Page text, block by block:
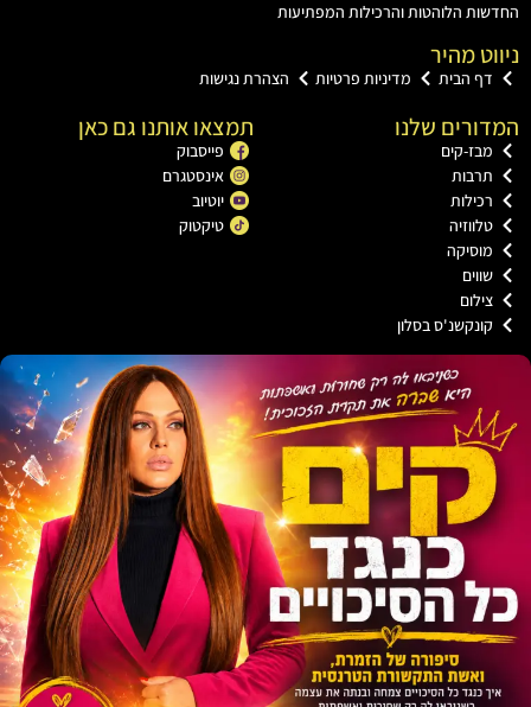
הלוהטות והרכילות המפתיעות
מהיר
הבית מדיניות פרטיות הצהרת נגישות
שלנו
קים
בסלון
תמצאו אותנו גם כאן
פייסבוק
אינסטגרם
יוטיוב
טיקטוק